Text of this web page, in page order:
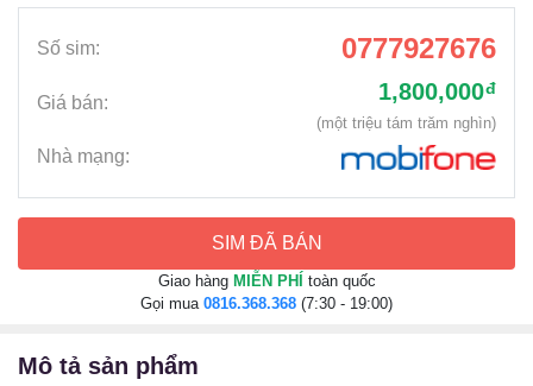
Số sim: 0777927676
Giá bán: 1,800,000đ
(một triệu tám trăm nghìn)
Nhà mạng:
SIM ĐÃ BÁN
Giao hàng MIỄN PHÍ toàn quốc
Gọi mua 0816.368.368 (7:30 - 19:00)
mô tả sản phẩm